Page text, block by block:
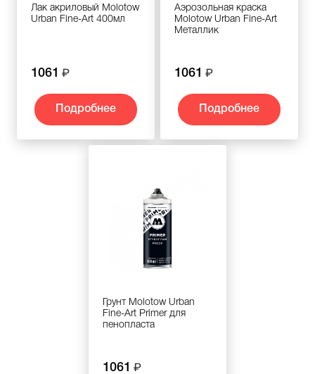
Лак акриловый Molotow
Urban Fine-Art 400мл
1061
Подробнее
Аэрозольная краска
Molotow Urban Fine-Art
Металлик
1061
Подробнее
Грунт Molotow Urban
Fine-Art Primer для
пенопласта
1061